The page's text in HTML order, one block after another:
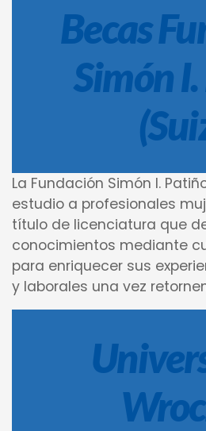
Becas
Simón
La Fundación Simón I.
estudio a profesionales
título de licenciatura que
conocimientos mediante
para enriquecer sus
y laborales una vez